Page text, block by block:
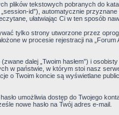
plików tekstowych pobranych do
id”), automatycznie
ułatwiając Ci w ten sposób
tylko strony utworzone przez
w procesie rejestracji na „Forum
dalej „Twoim hasłem”) i
w państwie, w którym stoi nasz
o Twoim koncie są wyświetlane
umożliwia dostęp do Twojego
nowe hasło na Twój adres e-mail.